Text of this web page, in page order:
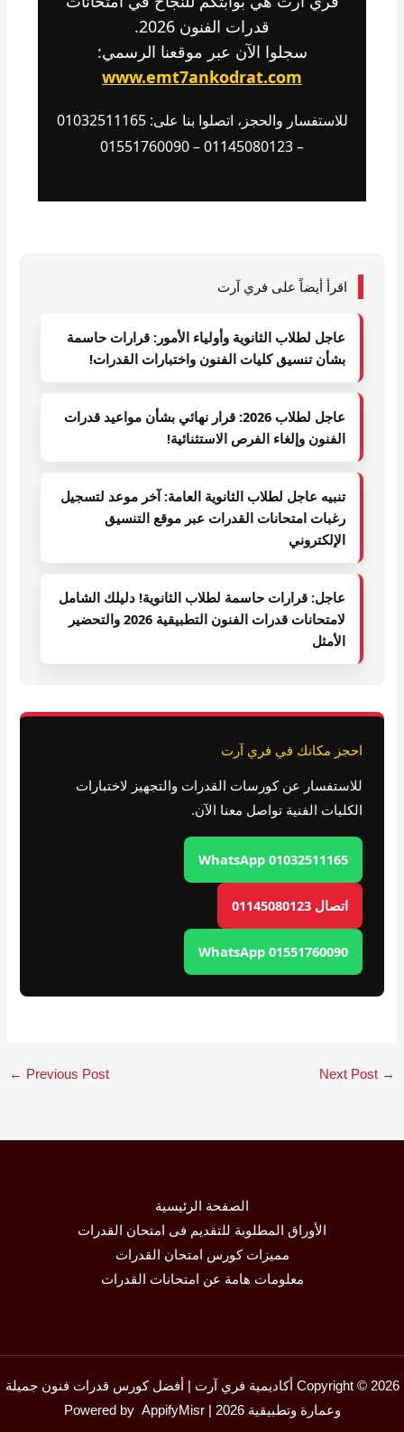
قدرات الفنون 2026.
سجلوا الآن عبر موقعنا الرسمي:
www.emt7ankodrat.com
للاستفسار والحجز، اتصلوا بنا على: 01032511165
– 01145080123 – 01551760090
اقرأ أيضاً على فري آرت
عاجل لطلاب الثانوية وأولياء الأمور: قرارات حاسمة
بشأن تنسيق كليات الفنون واختبارات القدرات!
عاجل لطلاب 2026: قرار نهائي بشأن مواعيد قدرات
الفنون وإلغاء الفرص الاستثنائية!
تنبيه عاجل لطلاب الثانوية العامة: آخر موعد لتسجيل
رغبات امتحانات القدرات عبر موقع التنسيق
الإلكتروني
عاجل: قرارات حاسمة لطلاب الثانوية! دليلك الشامل
لامتحانات قدرات الفنون التطبيقية 2026 والتحضير
الأمثل
احجز مكانك في فري آرت
للاستفسار عن كورسات القدرات والتجهيز لاختبارات
الكليات الفنية تواصل معنا الآن.
WhatsApp 01032511165
اتصال 01145080123
WhatsApp 01551760090
← Previous Post Next Post →
الصفحة الرئيسية
الأوراق المطلوبة للتقديم فى امتحان القدرات
مميزات كورس امتحان القدرات
معلومات هامة عن امتحانات القدرات
Copyright © 2026 أكاديمية فري آرت | أفضل كورس قدرات فنون جميلة
وعمارة وتطبيقية 2026 | Powered by
AppifyMisr